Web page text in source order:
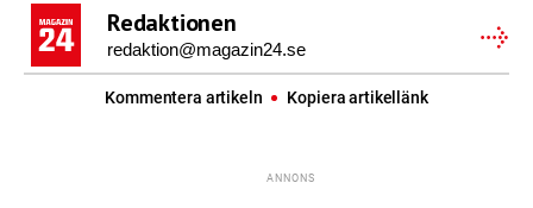
Redaktionen
redaktion@magazin24.se
Kommentera artikeln Kopiera artikellänk